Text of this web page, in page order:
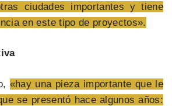
ciudades importantes y tiene
en este tipo de proyectos».
«hay una pieza importante que le
se presentó hace algunos años: